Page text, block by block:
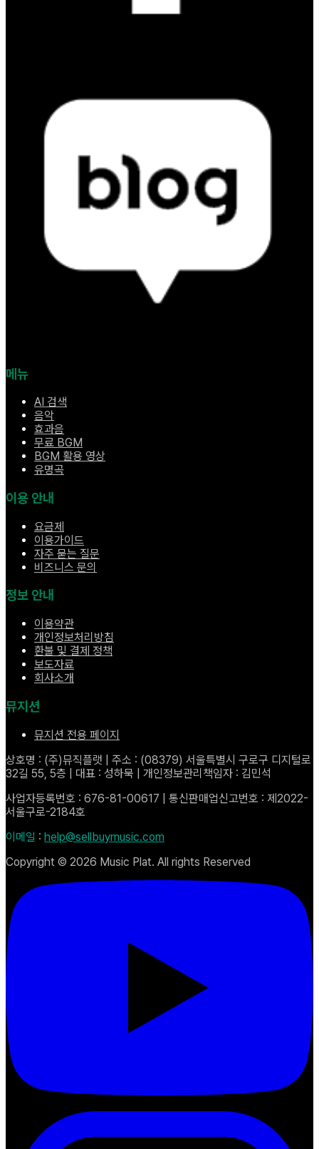
메뉴
AI 검색
음악
효과음
무료 BGM
BGM 활용 영상
유명곡
이용 안내
요금제
이용가이드
자주 묻는 질문
비즈니스 문의
정보 안내
이용약관
개인정보처리방침
환불 및 결제 정책
보도자료
회사소개
뮤지션
뮤지션 전용 페이지
상호명 : (주)뮤직플랫 | 주소 : (08379) 서울특별시 구로구 디지털로
32길 55, 5층 | 대표 : 성하묵 | 개인정보관리책임자 : 김민석
사업자등록번호 : 676-81-00617 | 통신판매업신고번호 : 제2022-
서울구로-2184호
이메일 : help@sellbuymusic.com
Copyright © 2026 Music Plat. All rights Reserved